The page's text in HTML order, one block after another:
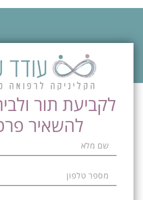
לקביעת תור
להשאיר